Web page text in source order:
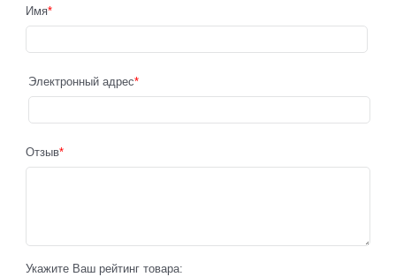
Имя
Электронный адрес
Отзыв
Укажите Ваш рейтинг товара: